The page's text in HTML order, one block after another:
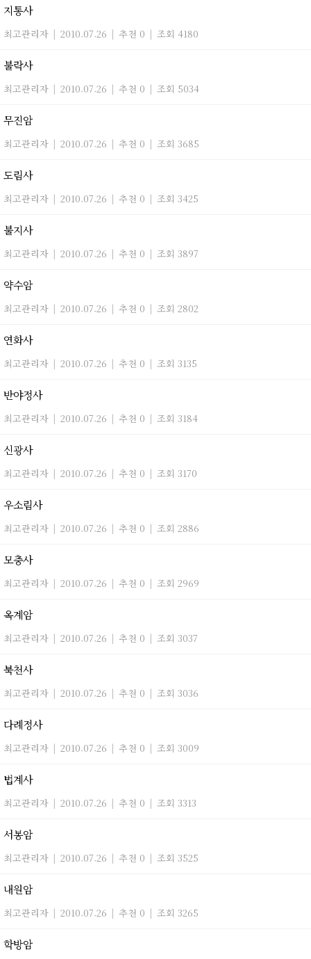
지통사
최고관리자 | 2010.07.26 | 추천 0 | 조회 4180
불락사
최고관리자 | 2010.07.26 | 추천 0 | 조회 5034
무진암
최고관리자 | 2010.07.26 | 추천 0 | 조회 3685
도림사
최고관리자 | 2010.07.26 | 추천 0 | 조회 3425
불지사
최고관리자 | 2010.07.26 | 추천 0 | 조회 3897
약수암
최고관리자 | 2010.07.26 | 추천 0 | 조회 2802
연화사
최고관리자 | 2010.07.26 | 추천 0 | 조회 3135
반야정사
최고관리자 | 2010.07.26 | 추천 0 | 조회 3184
신광사
최고관리자 | 2010.07.26 | 추천 0 | 조회 3170
우소림사
최고관리자 | 2010.07.26 | 추천 0 | 조회 2886
모충사
최고관리자 | 2010.07.26 | 추천 0 | 조회 2969
옥계암
최고관리자 | 2010.07.26 | 추천 0 | 조회 3037
북천사
최고관리자 | 2010.07.26 | 추천 0 | 조회 3036
다례정사
최고관리자 | 2010.07.26 | 추천 0 | 조회 3009
법계사
최고관리자 | 2010.07.26 | 추천 0 | 조회 3313
서봉암
최고관리자 | 2010.07.26 | 추천 0 | 조회 3525
내원암
최고관리자 | 2010.07.26 | 추천 0 | 조회 3265
학방암